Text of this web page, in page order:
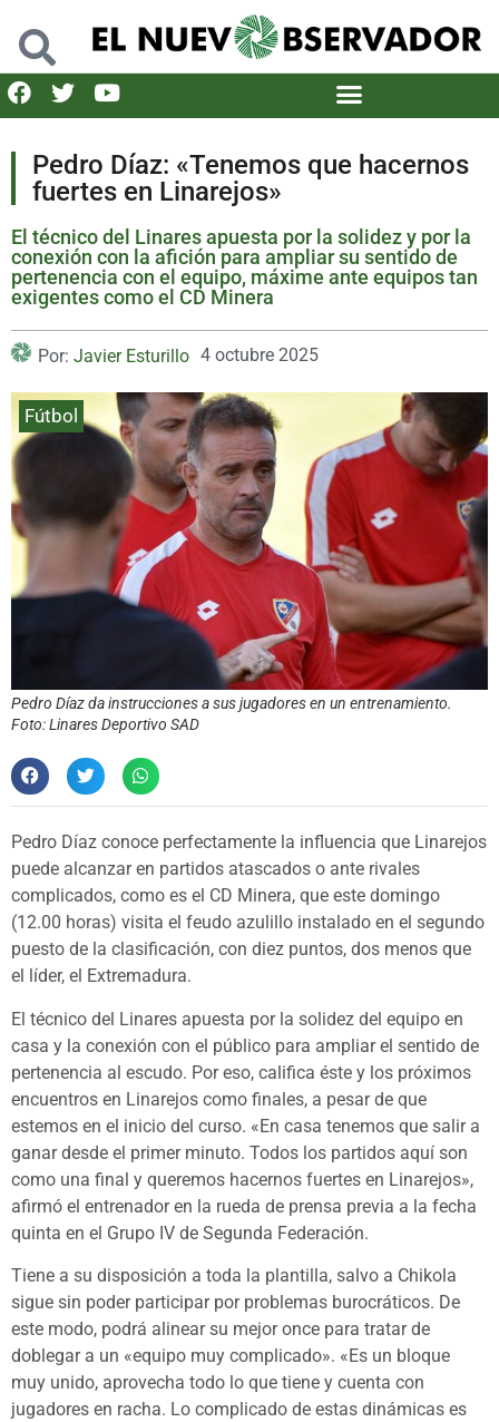
Pedro Díaz: «Tenemos que hacernos
fuertes en Linarejos»
El técnico del Linares apuesta por la solidez y por la
conexión con la afición para ampliar su sentido de
pertenencia con el equipo, máxime ante equipos tan
exigentes como el CD Minera
Por: Javier Esturillo 4 octubre 2025
Fútbol
Pedro Díaz da instrucciones a sus jugadores en un entrenamiento.
Foto: Linares Deportivo SAD
Pedro Díaz conoce perfectamente la influencia que Linarejos
puede alcanzar en partidos atascados o ante rivales
complicados, como es el CD Minera, que este domingo
(12.00 horas) visita el feudo azulillo instalado en el segundo
puesto de la clasificación, con diez puntos, dos menos que
el líder, el Extremadura.
El técnico del Linares apuesta por la solidez del equipo en
casa y la conexión con el público para ampliar el sentido de
pertenencia al escudo. Por eso, califica éste y los próximos
encuentros en Linarejos como finales, a pesar de que
estemos en el inicio del curso. «En casa tenemos que salir a
ganar desde el primer minuto. Todos los partidos aquí son
como una final y queremos hacernos fuertes en Linarejos»,
afirmó el entrenador en la rueda de prensa previa a la fecha
quinta en el Grupo IV de Segunda Federación.
Tiene a su disposición a toda la plantilla, salvo a Chikola
sigue sin poder participar por problemas burocráticos. De
este modo, podrá alinear su mejor once para tratar de
doblegar a un «equipo muy complicado». «Es un bloque
muy unido, aprovecha todo lo que tiene y cuenta con
jugadores en racha. Lo complicado de estas dinámicas es